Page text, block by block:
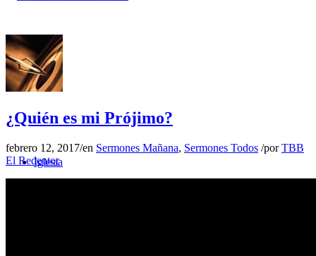
Inicio
Iglesia
¿Quién es mi Prójimo?
febrero 12, 2017/en Sermones Mañana, Sermones Todos /porTBB
El Redentor